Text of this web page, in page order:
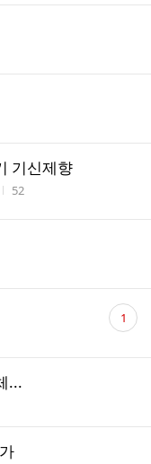
기신제향
조회수
52
댓
글 1
...